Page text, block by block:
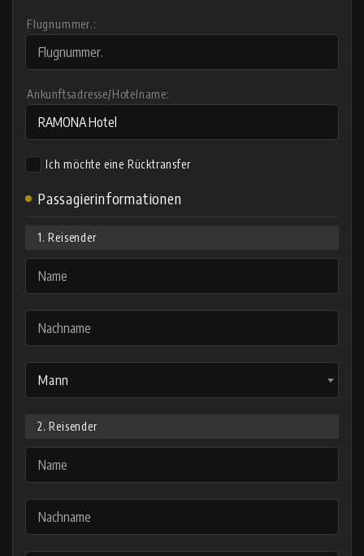
Flugnummer.:
Ankunftsadresse/Hotelname:
Ich möchte eine Rücktransfer
Passagierinformationen
1. Reisender
Mann
2. Reisender